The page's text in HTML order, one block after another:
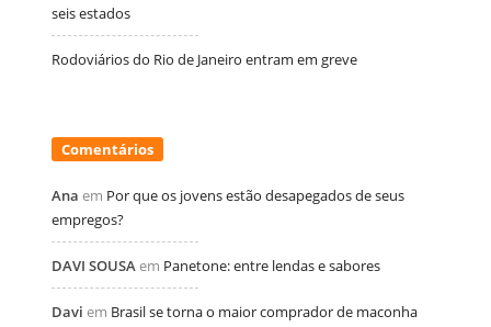
seis estados
Rodoviários do Rio de Janeiro entram em greve
Comentários
Ana em Por que os jovens estão desapegados de seus
empregos?
DAVI SOUSA em Panetone: entre lendas e sabores
Davi em Brasil se torna o maior comprador de maconha